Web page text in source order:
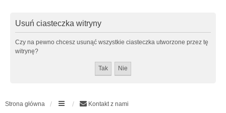
Usuń ciasteczka witryny
Czy na pewno chcesz usunąć wszystkie ciasteczka utworzone przez tę
witrynę?
Strona główna Kontakt z nami